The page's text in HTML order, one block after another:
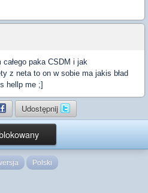
paka CSDM i jak
z neta to on w sobie ma jakis bład
hellp me ;]
Udostępnij
Polski